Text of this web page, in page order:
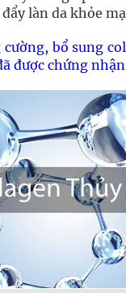
làn da khỏe
cường, bổ sung
được chứng nhận